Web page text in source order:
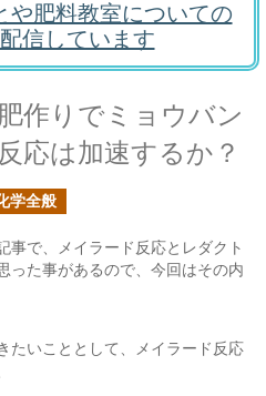
や肥料教室についての
信しています
作りでミョウバン
応は加速するか？
学全般
事で、メイラード反応とレダクト
った事があるので、今回はその内
たいこととして、メイラード反応